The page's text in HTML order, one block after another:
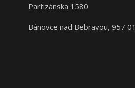
Partizánska 1580
Bánovce nad Bebravou, 957 01